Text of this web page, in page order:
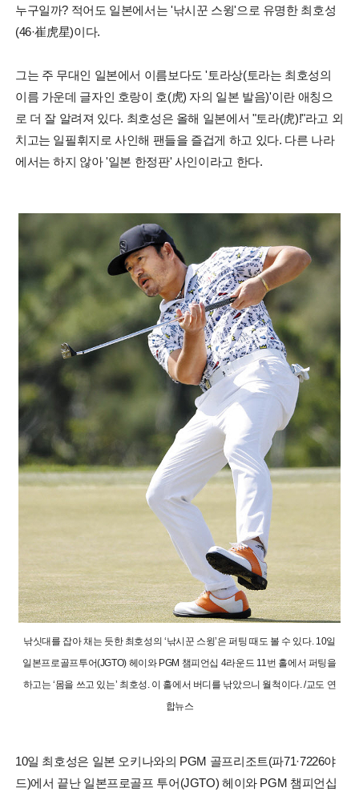
누구일까? 적어도 일본에서는 '낚시꾼 스윙'으로 유명한 최호성
(46·崔虎星)이다.
그는 주 무대인 일본에서 이름보다도 '토라상(토라는 최호성의
이름 가운데 글자인 호랑이 호(虎) 자의 일본 발음)'이란 애칭으
로 더 잘 알려져 있다. 최호성은 올해 일본에서 "토라(虎)!"라고 외
치고는 일필휘지로 사인해 팬들을 즐겁게 하고 있다. 다른 나라
에서는 하지 않아 '일본 한정판' 사인이라고 한다.
낚싯대를 잡아 채는 듯한 최호성의 ‘낚시꾼 스윙’은 퍼팅 때도 볼 수 있다. 10일
일본프로골프투어(JGTO) 헤이와 PGM 챔피언십 4라운드 11번 홀에서 퍼팅을
하고는 ‘몸을 쓰고 있는’ 최호성. 이 홀에서 버디를 낚았으니 월척이다. /교도 연
합뉴스
10일 최호성은 일본 오키나와의 PGM 골프리조트(파71·7226야
드)에서 끝난 일본프로골프 투어(JGTO) 헤이와 PGM 챔피언십